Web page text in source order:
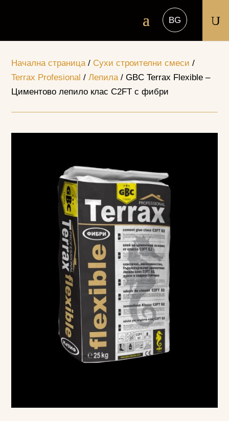
U
Начална страница/ Сухи строителни смеси /
Terrax Profesional /Лепила/ GBC Terrax Flexible –
Циментово лепило клас С2FT с фибри